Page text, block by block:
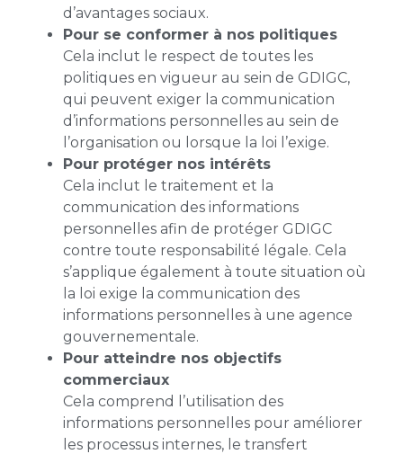
d’avantages sociaux.
Pour se conformer à nos politiques
Cela inclut le respect de toutes les
politiques en vigueur au sein de GDIGC,
qui peuvent exiger la communication
d’informations personnelles au sein de
l’organisation ou lorsque la loi l’exige.
Pour protéger nos intérêts
Cela inclut le traitement et la
communication des informations
personnelles afin de protéger GDIGC
contre toute responsabilité légale. Cela
s’applique également à toute situation où
la loi exige la communication des
informations personnelles à une agence
gouvernementale.
Pour atteindre nos objectifs
commerciaux
Cela comprend l’utilisation des
informations personnelles pour améliorer
les processus internes, le transfert